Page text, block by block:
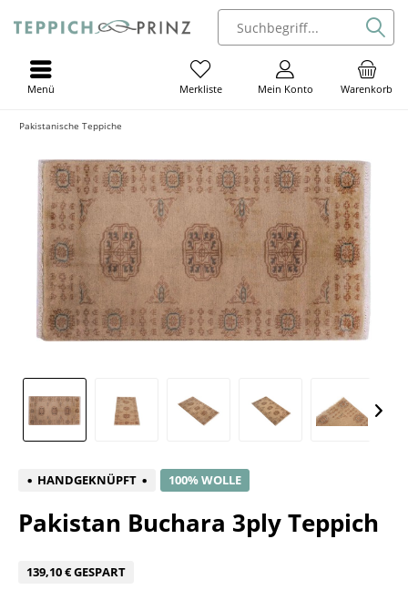
Warenkorb
Mein Konto
Merkliste
Menü
Pakistanische Teppiche
HANDGEKNÜPFT 100% WOLLE
Pakistan Buchara 3ply Teppich
139,10 € GESPART